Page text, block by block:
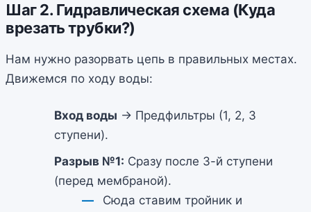
Шаг 2. Гидравлическая схема (Куда
врезать трубки?)
Нам нужно разорвать цепь в правильных местах.
Движемся по ходу воды:
Вход воды -> Предфильтры (1, 2, 3
ступени).
Разрыв №1: Сразу после 3-й ступени
(перед мембраной).
Сюда ставим тройник и